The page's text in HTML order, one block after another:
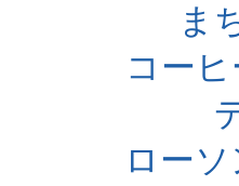
ま
コー
ロー